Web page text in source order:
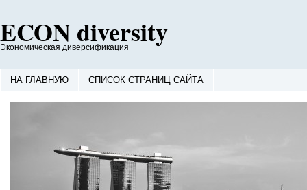
ECON diversity
Экономическая диверсификация
НА ГЛАВНУЮ СПИСОК СТРАНИЦ САЙТА